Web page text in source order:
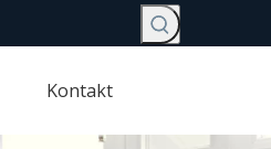
Kontakt